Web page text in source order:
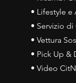
• Lifestyle e
• Servizio di
• Vettura
• Pick Up &
• Video